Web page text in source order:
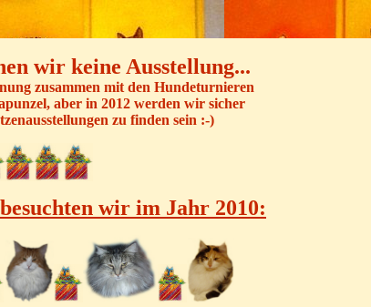
wir keine Ausstellung...
zusammen mit den Hundeturnieren
aber in 2012 werden wir sicher
zu finden sein :-)
wir im Jahr 2010: